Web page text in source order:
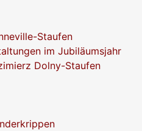
Staufen
im Jubiläumsjahr
Dolny-Staufen